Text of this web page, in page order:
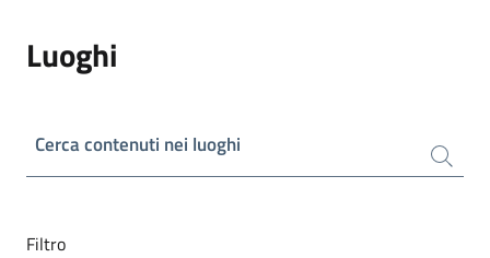
Luoghi
Cerca contenuti nei luoghi
Filtro